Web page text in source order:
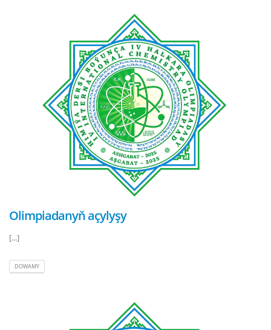
Olimpiadanyň açylyşy
[...]
DOWAMY